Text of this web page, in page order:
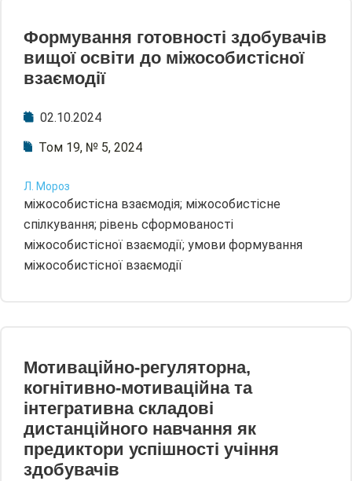
Формування готовності здобувачів
вищої освіти до міжособистісної
взаємодії
02.10.2024
Том 19, № 5, 2024
Л. Мороз
міжособистісна взаємодія; міжособистісне
спілкування; рівень сформованості
міжособистісної взаємодії; умови формування
міжособистісної взаємодії
Мотиваційно-регуляторна,
когнітивно-мотиваційна та
інтегративна складові
дистанційного навчання як
предиктори успішності учіння
здобувачів